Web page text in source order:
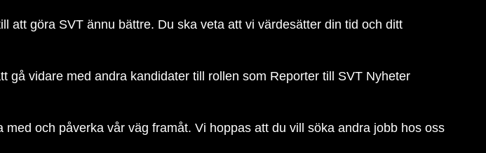
att göra SVT ännu bättre. Du ska veta att vi värdesätter din tid och ditt
vidare med andra kandidater till rollen som Reporter till SVT Nyheter
och påverka vår väg framåt. Vi hoppas att du vill söka andra jobb hos oss